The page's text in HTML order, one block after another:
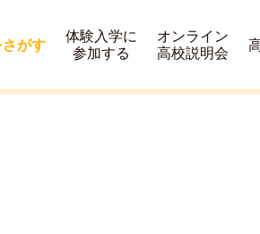
がす
体験入学に
参加する
オンライン
高校説明会